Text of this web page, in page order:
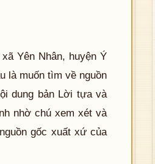
Yên Nhân, huyện Ý
là muốn tìm về nguồn
dung bản Lời tựa và
nhờ chú xem xét và
gốc xuất xứ của